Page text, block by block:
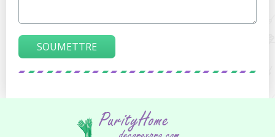
SOUMETTRE